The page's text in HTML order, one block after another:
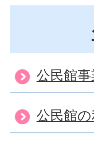
公民館事
公民館